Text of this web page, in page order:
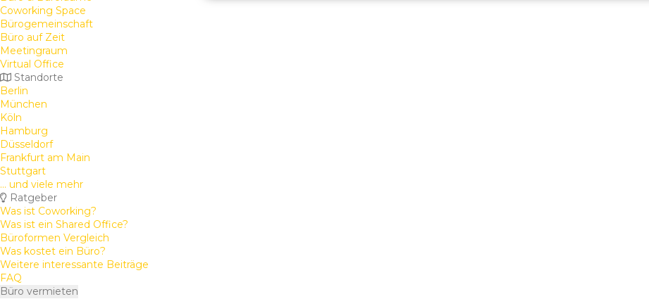
Coworking Space
Bürogemeinschaft
Büro auf Zeit
Meetingraum
Virtual Office
Standorte
Berlin
München
Köln
Hamburg
Düsseldorf
Frankfurt am Main
Stuttgart
... und viele mehr
Ratgeber
Was ist Coworking?
Was ist ein Shared Office?
Büroformen Vergleich
Was kostet ein Büro?
Weitere interessante Beiträge
FAQ
Büro vermieten